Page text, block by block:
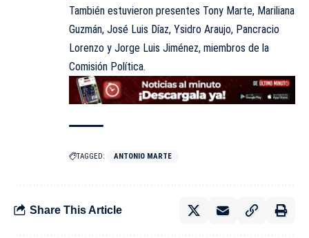
También estuvieron presentes Tony Marte, Mariliana
Guzmán, José Luis Díaz, Ysidro Araujo, Pancracio
Lorenzo y Jorge Luis Jiménez, miembros de la
Comisión Política.
TAGGED: ANTONIO MARTE
Share This Article